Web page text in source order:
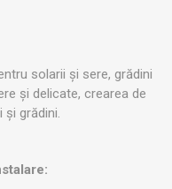
solarii și sere, grădini
și delicate, crearea de
și grădini.